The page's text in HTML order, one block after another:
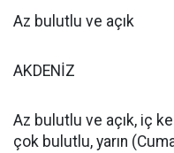
Az bulutlu ve açık
AKDENİZ
Az bulutlu ve açık, iç
çok bulutlu, yarın